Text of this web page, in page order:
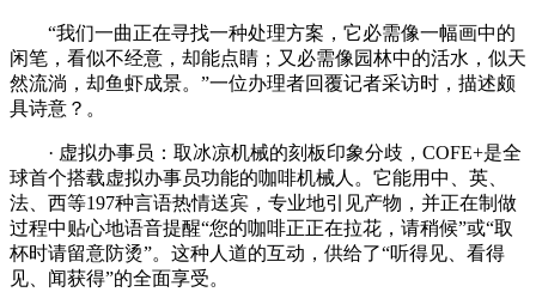
“我们一曲正在寻找一种处理方案，它必需像一幅画中的
闲笔，看似不经意，却能点睛；又必需像园林中的活水，似天
然流淌，却鱼虾成景。”一位办理者回覆记者采访时，描述颇
具诗意？。
· 虚拟办事员：取冰凉机械的刻板印象分歧，COFE+是全
球首个搭载虚拟办事员功能的咖啡机械人。它能用中、英、
法、西等197种言语热情送宾，专业地引见产物，并正在制做
过程中贴心地语音提醒“您的咖啡正正在拉花，请稍候”或“取
杯时请留意防烫”。这种人道的互动，供给了“听得见、看得
见、闻获得”的全面享受。